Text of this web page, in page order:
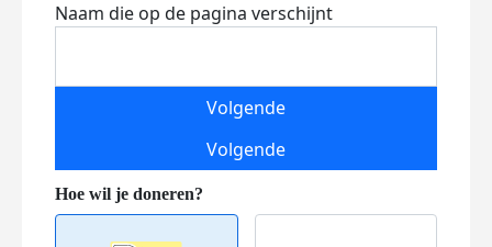
Naam die op de pagina verschijnt
Volgende
Volgende